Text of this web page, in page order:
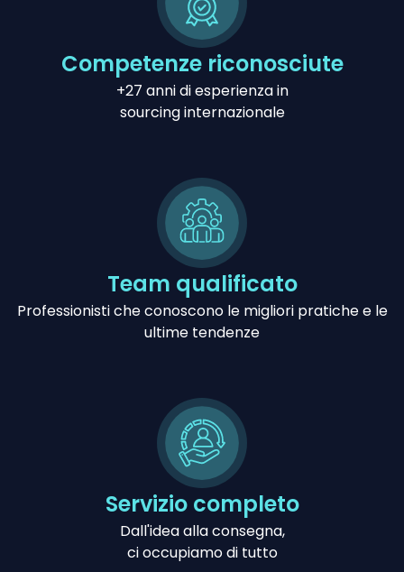
Competenze riconosciute
+27 anni di esperienza in
sourcing internazionale
Team qualificato
Professionisti che conoscono le migliori pratiche e le
ultime tendenze
Servizio completo
Dall'idea alla consegna,
ci occupiamo di tutto